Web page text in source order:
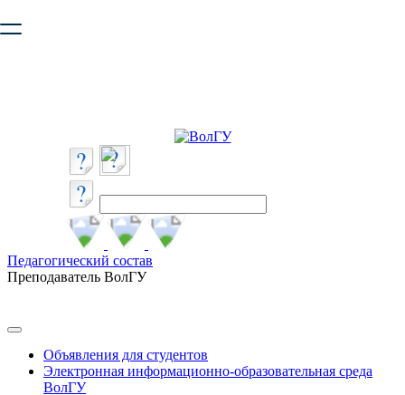
безопасную работу с сайтом. Пожалуйста
Педагогический состав
Преподаватель ВолГУ
Объявления для студентов
Электронная информационно-образовательная среда
ВолГУ